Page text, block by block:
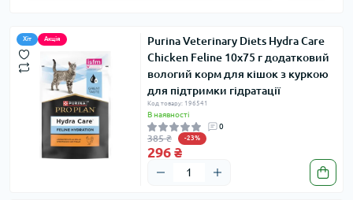
Хіт Акція
Purina Veterinary Diets Hydra Care
Chicken Feline 10х75 г додатковий
вологий корм для кішок з куркою
для підтримки гідратації
Код товару: 196541
В наявності
0
385 ₴ -23%
296 ₴